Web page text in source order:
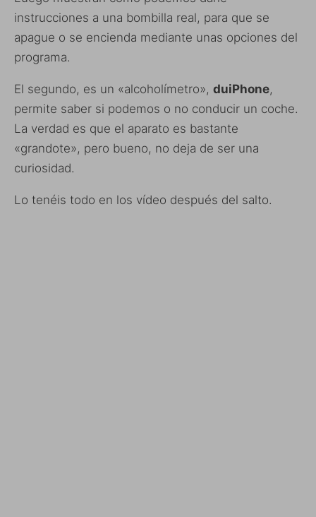
instrucciones a una bombilla real, para que se
apague o se encienda mediante unas opciones del
programa.
El segundo, es un «alcoholímetro», duiPhone,
permite saber si podemos o no conducir un coche.
La verdad es que el aparato es bastante
«grandote», pero bueno, no deja de ser una
curiosidad.
Lo tenéis todo en los vídeo después del salto.